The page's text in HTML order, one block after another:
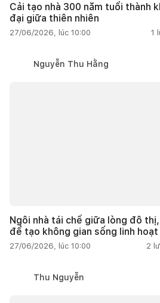
Cải tạo nhà 300 năm tuổi thành
đại giữa thiên nhiên
27/06/2026, lúc 10:00 1
Nguyễn Thu Hằng
Ngôi nhà tái chế giữa lòng đô
để tạo không gian sống linh hoạt
27/06/2026, lúc 10:00 2
Thu Nguyễn